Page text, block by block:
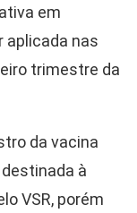
em
aplicada nas
trimestre da
da vacina
à
VSR, porém